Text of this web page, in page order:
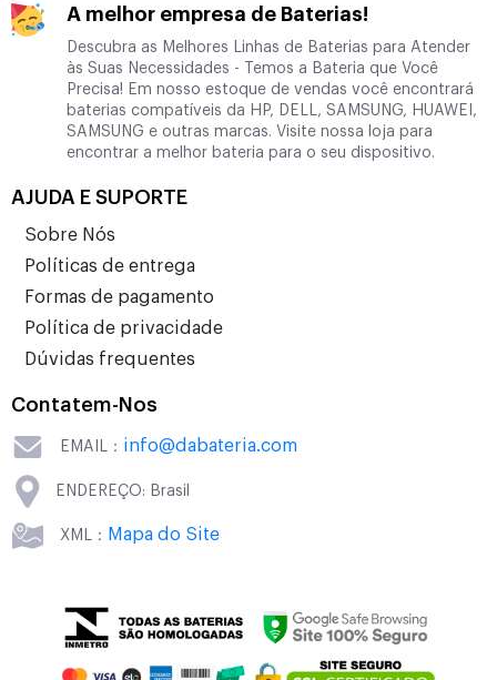
A melhor empresa de Baterias!
Descubra as Melhores Linhas de Baterias para Atender
às Suas Necessidades - Temos a Bateria que Você
Precisa! Em nosso estoque de vendas você encontrará
baterias compatíveis da HP, DELL, SAMSUNG, HUAWEI,
SAMSUNG e outras marcas. Visite nossa loja para
encontrar a melhor bateria para o seu dispositivo.
AJUDA E SUPORTE
Sobre Nós
Políticas de entrega
Formas de pagamento
Política de privacidade
Dúvidas frequentes
Contatem-Nos
EMAIL： info@dabateria.com
ENDEREÇO: Brasil
XML： Mapa do Site